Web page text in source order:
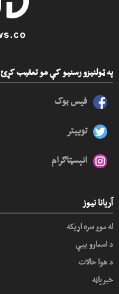
په ټولنیزو رسنیو کې مو تعقیب کړئ
فیس بوک
توییتر
انېسټاګرام
آریانا نیوز
له موږ سره اړیکه
د اسعارو بیې
د هوا حالات
خبرپاڼه